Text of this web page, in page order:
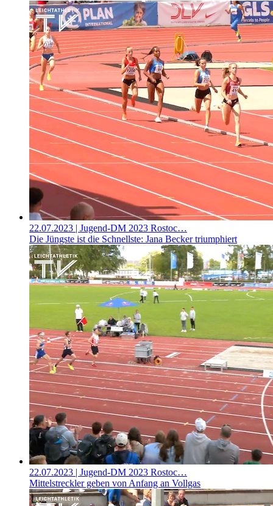
22.07.2023 | Jugend-DM 2023 Rostoc…
Die Jüngste ist die Schnellste: Jana Becker triumphiert
22.07.2023 | Jugend-DM 2023 Rostoc…
Mittelstreckler geben von Anfang an Vollgas